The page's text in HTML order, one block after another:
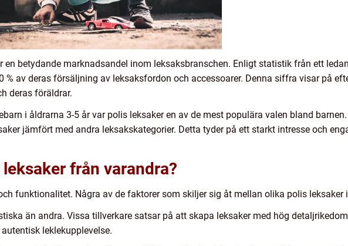
en betydande marknadsandel inom leksaksbranschen. Enligt statistik från ett
% av deras försäljning av leksaksfordon och accessoarer. Denna siffra visar på
deras föräldrar.
i åldrarna 3-5 år var polis leksaker en av de mest populära valen bland
jämfört med andra leksakskategorier. Detta tyder på ett starkt intresse och
från varandra?
funktionalitet. Några av de faktorer som skiljer sig åt mellan olika polis leksaker
än andra. Vissa tillverkare satsar på att skapa leksaker med hög
leklekupplevelse.